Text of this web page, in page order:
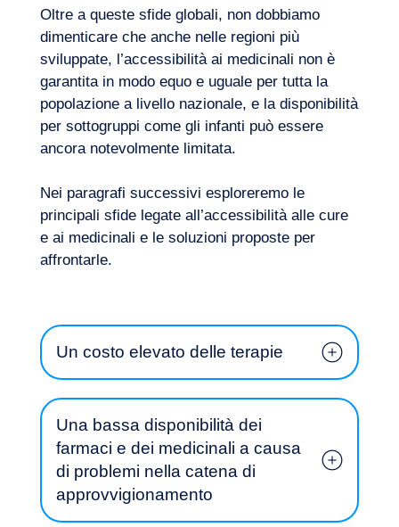
La nostra avventura
Volete salire a bordo?
Oltre a queste sfide globali, non dobbiamo
dimenticare che anche nelle regioni più
sviluppate, l’accessibilità ai medicinali non è
garantita in modo equo e uguale per tutta la
popolazione a livello nazionale, e la disponibilità
per sottogruppi come gli infanti può essere
ancora notevolmente limitata.
Nei paragrafi successivi esploreremo le
principali sfide legate all’accessibilità alle cure
e ai medicinali e le soluzioni proposte per
affrontarle.
Un costo elevato delle terapie
Una bassa disponibilità dei
farmaci e dei medicinali a causa
di problemi nella catena di
approvvigionamento